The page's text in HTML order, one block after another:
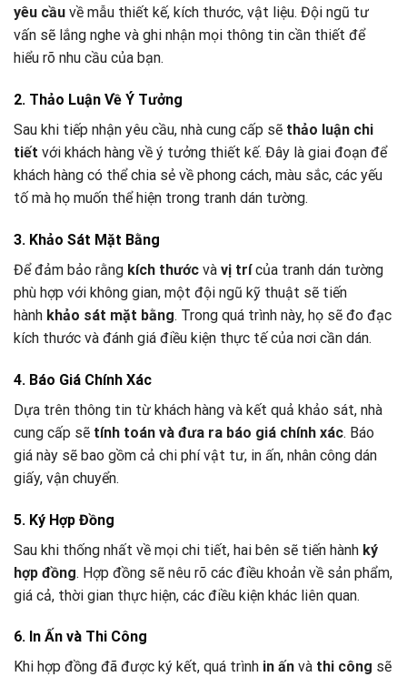
yêu cầu về mẫu thiết kế, kích thước, vật liệu. Đội ngũ tư
vấn sẽ lắng nghe và ghi nhận mọi thông tin cần thiết để
hiểu rõ nhu cầu của bạn.
2. Thảo Luận Về Ý Tưởng
Sau khi tiếp nhận yêu cầu, nhà cung cấp sẽ thảo luận chi
tiết với khách hàng về ý tưởng thiết kế. Đây là giai đoạn để
khách hàng có thể chia sẻ về phong cách, màu sắc, các yếu
tố mà họ muốn thể hiện trong tranh dán tường.
3. Khảo Sát Mặt Bằng
Để đảm bảo rằng kích thước và vị trícủa tranh dán tường
phù hợp với không gian, một đội ngũ kỹ thuật sẽ tiến
hành khảo sát mặt bằng. Trong quá trình này, họ sẽ đo đạc
kích thước và đánh giá điều kiện thực tế của nơi cần dán.
4. Báo Giá Chính Xác
Dựa trên thông tin từ khách hàng và kết quả khảo sát, nhà
cung cấp sẽ tính toán và đưa ra báo giá chính xác. Báo
giá này sẽ bao gồm cả chi phí vật tư, in ấn, nhân công dán
giấy, vận chuyển.
5. Ký Hợp Đồng
Sau khi thống nhất về mọi chi tiết, hai bên sẽ tiến hành ký
hợp đồng. Hợp đồng sẽ nêu rõ các điều khoản về sản phẩm,
giá cả, thời gian thực hiện, các điều kiện khác liên quan.
6. In Ấn và Thi Công
Khi hợp đồng đã được ký kết, quá trình in ấn và thi công sẽ